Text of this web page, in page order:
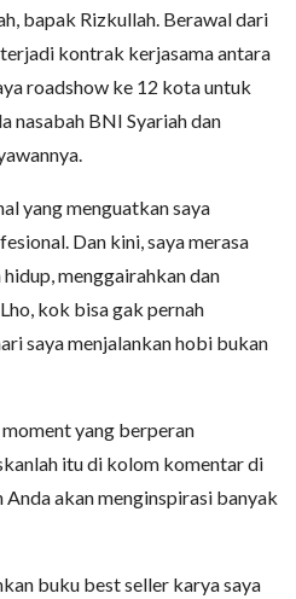
bapak Rizkullah. Berawal dari
kontrak kerjasama antara
roadshow ke 12 kota untuk
nasabah BNI Syariah dan
yang menguatkan saya
Dan kini, saya merasa
menggairahkan dan
kok bisa gak pernah
saya menjalankan hobi bukan
yang berperan
itu di kolom komentar di
Anda akan menginspirasi banyak
buku best seller karya saya